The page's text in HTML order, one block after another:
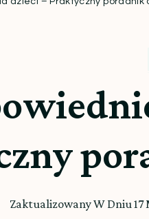
Zaktualizowany W Dniu17